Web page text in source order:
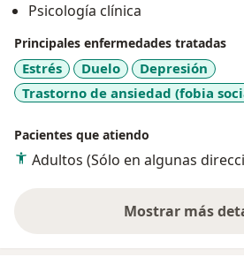
Psicología clínica
Principales enfermedades tratadas
Estrés Duelo
Depresión
Trastorno de ansiedad (fobia
Pacientes que atiendo
Adultos (Sólo en algunas
Mostrar mássobre